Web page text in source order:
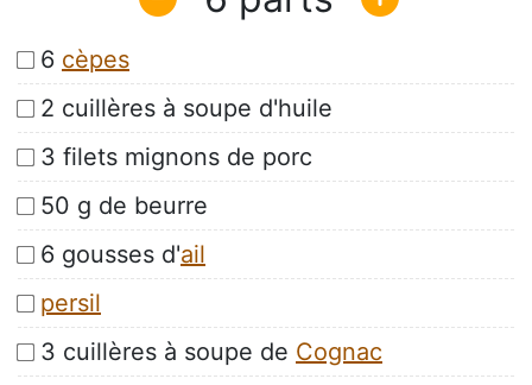
6 cèpes
2 cuillères à soupe d'huile
3 filets mignons de porc
50 g de beurre
6 gousses d'ail
persil
3 cuillères à soupe de Cognac